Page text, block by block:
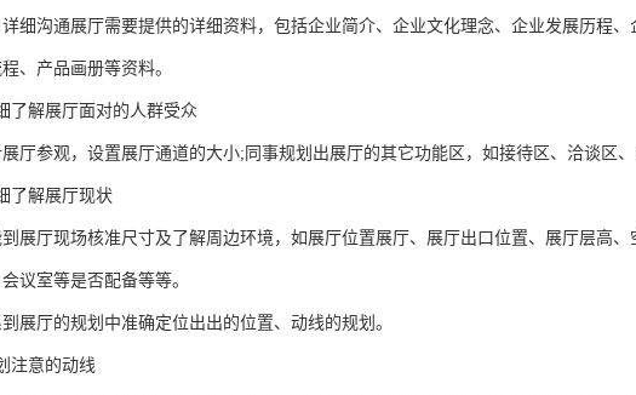
细沟通展厅需要提供的详细资料，包括企业简介、企业文化理念、企业发展历程、
、产品画册等资料。
了解展厅面对的人群受众
厅参观，设置展厅通道的大小;同事规划出展厅的其它功能区，如接待区、洽谈区
了解展厅现状
展厅现场核准尺寸及了解周边环境，如展厅位置展厅、展厅出口位置、展厅层高
议室等是否配备等等。
展厅的规划中准确定位出出的位置、动线的规划。
注意的动线